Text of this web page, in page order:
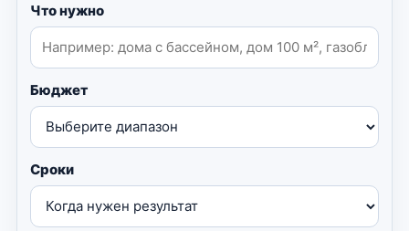
Что нужно
Бюджет
Сроки